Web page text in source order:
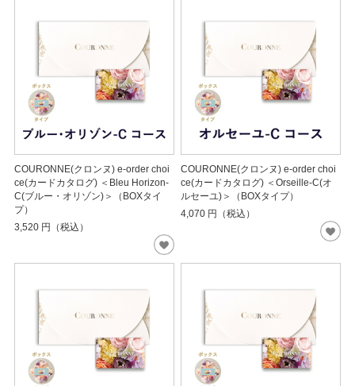
COURONNE(クロンヌ) e-order choi
ce(カードカタログ) ＜Bleu Horizon-
C(ブルー・オリゾン)＞（BOXタイ
プ）
3,520 円（税込）
COURONNE(クロンヌ) e-order choi
ce(カードカタログ) ＜Orseille-C(オ
ルセーユ)＞（BOXタイプ）
4,070 円（税込）